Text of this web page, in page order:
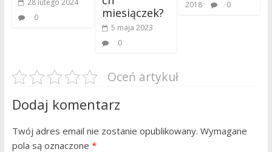
0
miesiączek?
5 maja 2023
0
2018 0
Oceń artykuł
Dodaj komentarz
Twój adres email nie zostanie opublikowany. Wymagane
pola są oznaczone *